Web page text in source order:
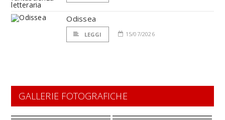
Odissea
LEGGI 15/07/2026
GALLERIE FOTOGRAFICHE